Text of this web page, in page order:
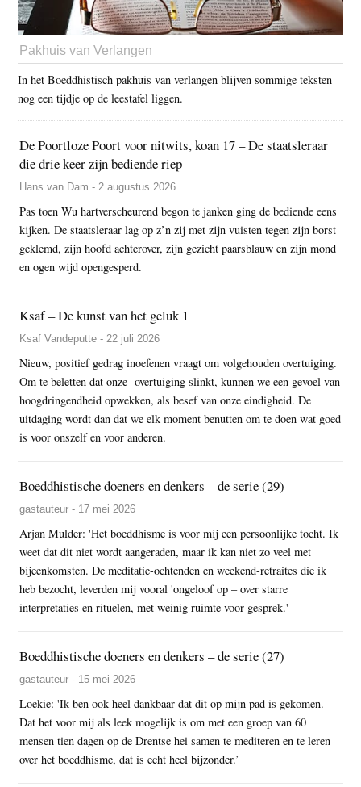
Pakhuis van Verlangen
In het Boeddhistisch pakhuis van verlangen blijven sommige teksten
nog een tijdje op de leestafel liggen.
De Poortloze Poort voor nitwits, koan 17 – De staatsleraar
die drie keer zijn bediende riep
Hans van Dam - 2 augustus 2026
Pas toen Wu hartverscheurend begon te janken ging de bediende eens
kijken. De staatsleraar lag op z’n zij met zijn vuisten tegen zijn borst
geklemd, zijn hoofd achterover, zijn gezicht paarsblauw en zijn mond
en ogen wijd opengesperd.
Ksaf – De kunst van het geluk 1
Ksaf Vandeputte - 22 juli 2026
Nieuw, positief gedrag inoefenen vraagt om volgehouden overtuiging.
Om te beletten dat onze overtuiging slinkt, kunnen we een gevoel van
hoogdringendheid opwekken, als besef van onze eindigheid. De
uitdaging wordt dan dat we elk moment benutten om te doen wat goed
is voor onszelf en voor anderen.
Boeddhistische doeners en denkers – de serie (29)
gastauteur - 17 mei 2026
Arjan Mulder: 'Het boeddhisme is voor mij een persoonlijke tocht. Ik
weet dat dit niet wordt aangeraden, maar ik kan niet zo veel met
bijeenkomsten. De meditatie-ochtenden en weekend-retraites die ik
heb bezocht, leverden mij vooral 'ongeloof op – over starre
interpretaties en rituelen, met weinig ruimte voor gesprek.'
Boeddhistische doeners en denkers – de serie (27)
gastauteur - 15 mei 2026
Loekie: 'Ik ben ook heel dankbaar dat dit op mijn pad is gekomen.
Dat het voor mij als leek mogelijk is om met een groep van 60
mensen tien dagen op de Drentse hei samen te mediteren en te leren
over het boeddhisme, dat is echt heel bijzonder.’